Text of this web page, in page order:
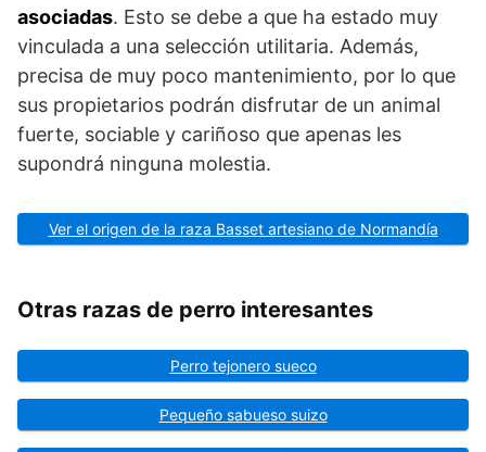
asociadas. Esto se debe a que ha estado muy
vinculada a una selección utilitaria. Además,
precisa de muy poco mantenimiento, por lo que
sus propietarios podrán disfrutar de un animal
fuerte, sociable y cariñoso que apenas les
supondrá ninguna molestia.
Ver el origen de la raza Basset artesiano de Normandía
Otras razas de perro interesantes
Perro tejonero sueco
Pequeño sabueso suizo